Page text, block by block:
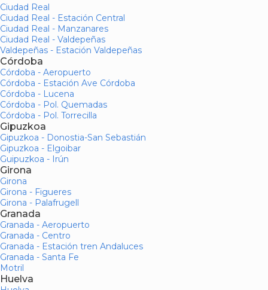
Ciudad Real
Ciudad Real - Estación Central
Ciudad Real - Manzanares
Ciudad Real - Valdepeñas
Valdepeñas - Estación Valdepeñas
Córdoba
Córdoba - Aeropuerto
Córdoba - Estación Ave Córdoba
Córdoba - Lucena
Córdoba - Pol. Quemadas
Córdoba - Pol. Torrecilla
Gipuzkoa
Gipuzkoa - Donostia-San Sebastián
Gipuzkoa - Elgoibar
Guipuzkoa - Irún
Girona
Girona
Girona - Figueres
Girona - Palafrugell
Granada
Granada - Aeropuerto
Granada - Centro
Granada - Estación tren Andaluces
Granada - Santa Fe
Motril
Huelva